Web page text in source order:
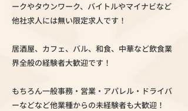
ークやタウンワーク、バイトルやマイナビなど
他社求人には無い限定求人です！
居酒屋、カフェ、バル、和食、中華など飲食業
界全般の経験者大歓迎です！
もちろん一般事務・営業・アパレル・ドライバ
ーなどなど他業種からの未経験者も大歓迎！